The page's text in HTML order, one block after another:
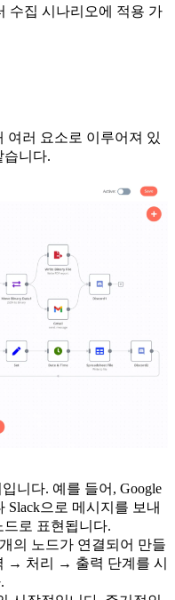
수집 시나리오에 적용 가
여러 요소로 이루어져 있
습니다.
니다. 예를 들어, Google
Slack으로 메시지를 보내
로 표현됩니다.
의 노드가 연결되어 만들
→ 처리 → 출력 단계를 시